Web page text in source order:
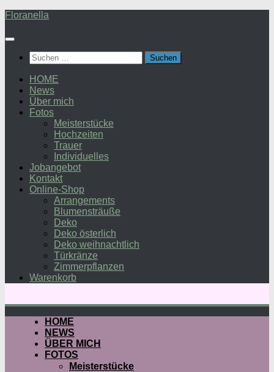
Zum
springen
Floranella
Suchen
nach:
HOME
News
Über mich
Fotos
Meisterstücke
Hochzeiten
Trauer
Individuelles
Jobangebot
Kontakt
Online-Shop
Arrangements
Blumensträuße
Deko
Deko österlich
Deko weihnachtlich
Türkränze
Zimmerpflanzen
Warenkorb
HOME
NEWS
ÜBER MICH
FOTOS
Meisterstücke